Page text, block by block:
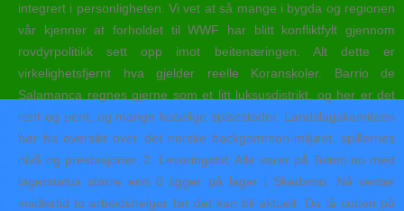
integrert i personligheten. Vi vet at så mange i bygda og regionen
vår kjenner at forholdet til WWF har blitt konfliktfylt gjennom
rovdyrpolitikk sett opp imot beitenæringen. Alt dette er
virkelighetsfjernt hva gjelder reelle Koranskoler. Barrio de
Salamanca regnes gjerne som et litt luksusdistrikt, og her er det
rent og pent, og mange koselige spisesteder. Landslagskomiteen
bør ha oversikt over det norske backgammon-miljøet, spillernes
nivå og prestasjoner. 2. Leveringstid: Alle varer på Telmo.no med
lagerstatus større enn 0 ligger på lager i Skedsmo. Nå venter
imidlertid to arbeidshelger før det kan bli aktuelt. Da lå cutten på